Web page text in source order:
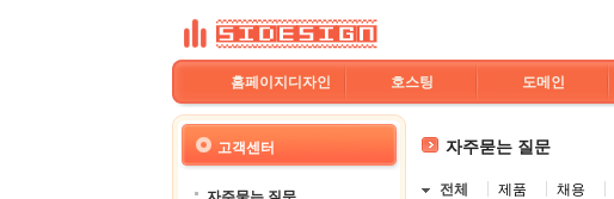
홈페이지디자인 호스팅 도메인
고객센터 자주묻는 질문
전체 제품 채용